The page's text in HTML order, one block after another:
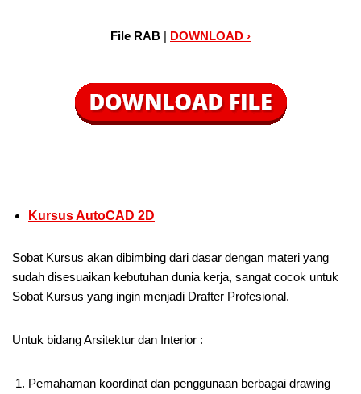
File RAB | DOWNLOAD ›
Kursus AutoCAD 2D
Sobat Kursus akan dibimbing dari dasar dengan materi yang
sudah disesuaikan kebutuhan dunia kerja, sangat cocok untuk
Sobat Kursus yang ingin menjadi Drafter Profesional.
Untuk bidang Arsitektur dan Interior :
Pemahaman koordinat dan penggunaan berbagai drawing